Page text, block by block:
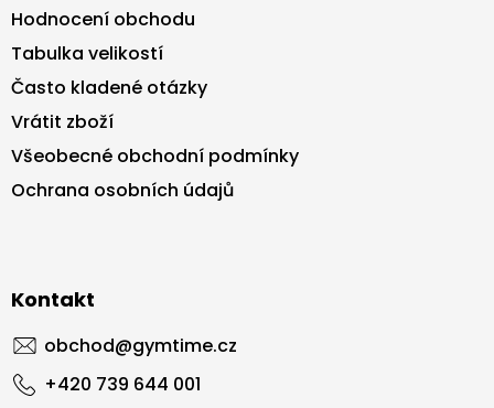
Hodnocení obchodu
Tabulka velikostí
Často kladené otázky
Vrátit zboží
Všeobecné obchodní podmínky
Ochrana osobních údajů
Kontakt
obchod@gymtime.cz
+420 739 644 001